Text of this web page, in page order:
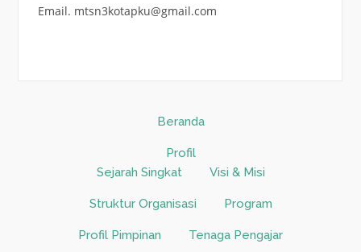
Email. mtsn3kotapku@gmail.com
Beranda
Profil
Sejarah Singkat
Visi & Misi
Struktur Organisasi Program
Profil Pimpinan Tenaga Pengajar